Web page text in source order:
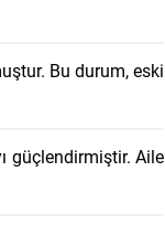
Bu durum, eski
güçlendirmiştir. Aile